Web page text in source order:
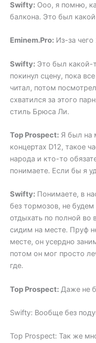
Swifty: Ооо, я помню,
балкона. Это был
Eminem.Pro: Из-за
Swifty: Это был какой-
покинул сцену, пока
читал, потом
схватился за этого
стиль Брюса Ли.
Top Prospect: Я был на
концертах D12, такое
народа и кто-то
понимаете. Если бы я
Swifty: Понимаете, в
без тормозов, не
отдыхать по полной во
сидим на месте. Пруф
месте, он усердно
потом он мог просто
где.
Top Prospect: Даже не
Swifty: Вообще без
Top Prospect: Так же